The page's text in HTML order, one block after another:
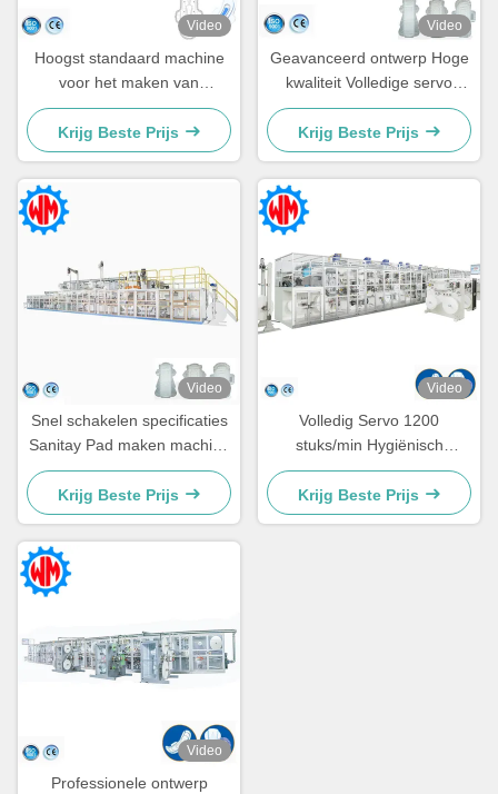
Video
Hoogst standaard machine
voor het maken van
hygiënische pads met
onderhouds- en
reparatiedienst ter plaatse
Krijg Beste Prijs
Video
Geavanceerd ontwerp Hoge
kwaliteit Volledige servo
maandverbandmachine
1500 stuks/min
Krijg Beste Prijs
Video
Snel schakelen specificaties
Sanitay Pad maken machine
5 maten aangepast
Krijg Beste Prijs
Video
Volledig Servo 1200
stuks/min Hygiënisch
maandverbandmachine 98%
Efficiëntie Stabiele Productie
Krijg Beste Prijs
Video
Professionele ontwerp